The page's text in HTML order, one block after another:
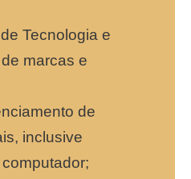
Tecnologia e
marcas e
de
inclusive